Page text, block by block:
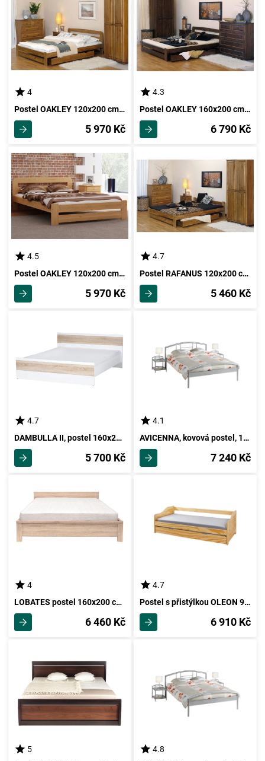
4
Postel OAKLEY 120x200 cm s roštem, masiv borovice/moření dub
5 970 Kč
4.3
Postel OAKLEY 160x200 cm s roštem, masiv borovice/moření ořech
6 790 Kč
4.5
Postel OAKLEY 120x200 cm s roštem, masiv borovice/moření olše
5 970 Kč
4.7
Postel RAFANUS 120x200 cm s roštem, masiv borovice/moření dub
5 460 Kč
4.7
DAMBULLA II, postel 160x200 cm, dub sonoma/bílá
5 700 Kč
4.1
AVICENNA, kovová postel, 160x200 cm
7 240 Kč
4
LOBATES postel 160x200 cm bez roštu, dub sonoma, 5 let záruka
6 460 Kč
4.7
Postel s přistýlkou OLEON 90x200 s rošty, lakovaný borovicový masiv
6 910 Kč
5
4.8